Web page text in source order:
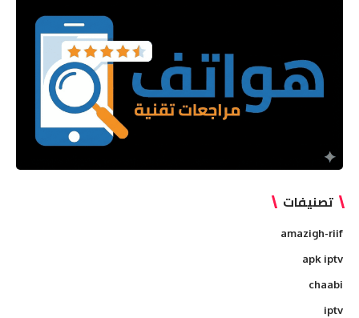
تصنيفات
amazigh-riif
apk iptv
chaabi
iptv